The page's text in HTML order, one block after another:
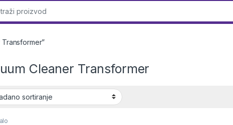
Cleaner Transformer